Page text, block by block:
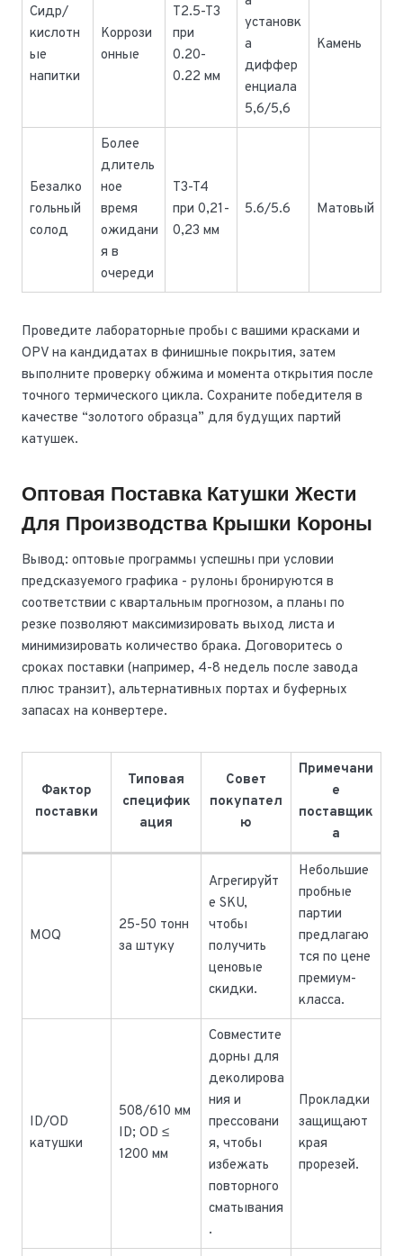
Сидр/
кислотн
ые
напитки
Коррози
онные
T2.5-T3
при
0.20-
0.22 мм
установк
а
диффер
енциала
5,6/5,6
Камень
Безалко
гольный
солод
Более
длитель
ное
время
ожидани
я в
очереди
T3-T4
при 0,21-
0,23 мм
5.6/5.6 Матовый
Проведите лабораторные пробы с вашими красками и
OPV на кандидатах в финишные покрытия, затем
выполните проверку обжима и момента открытия после
точного термического цикла. Сохраните победителя в
качестве “золотого образца” для будущих партий
катушек.
Оптовая Поставка Катушки Жести
Для Производства Крышки Короны
Вывод: оптовые программы успешны при условии
предсказуемого графика - рулоны бронируются в
соответствии с квартальным прогнозом, а планы по
резке позволяют максимизировать выход листа и
минимизировать количество брака. Договоритесь о
сроках поставки (например, 4-8 недель после завода
плюс транзит), альтернативных портах и буферных
запасах на конвертере.
Фактор
поставки
Типовая
специфик
ация
Совет
покупател
ю
Примечани
е
поставщик
а
MOQ
25-50 тонн
за штуку
Агрегируйт
е SKU,
чтобы
получить
ценовые
скидки.
Небольшие
пробные
партии
предлагаю
тся по цене
премиум-
класса.
ID/OD
катушки
508/610 мм
ID; OD ≤
1200 мм
Совместите
дорны для
деколирова
ния и
прессовани
я, чтобы
избежать
повторного
сматывания
.
Прокладки
защищают
края
прорезей.